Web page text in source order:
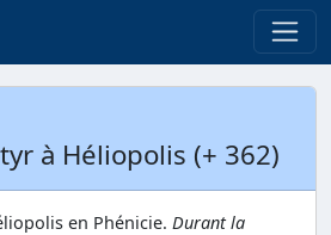
à Héliopolis (+ 362)
en Phénicie. Durant la